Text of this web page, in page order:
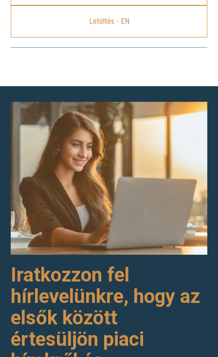
Letöltés - EN
Iratkozzon fel
hírlevelünkre, hogy az
elsők között
értesüljön piaci